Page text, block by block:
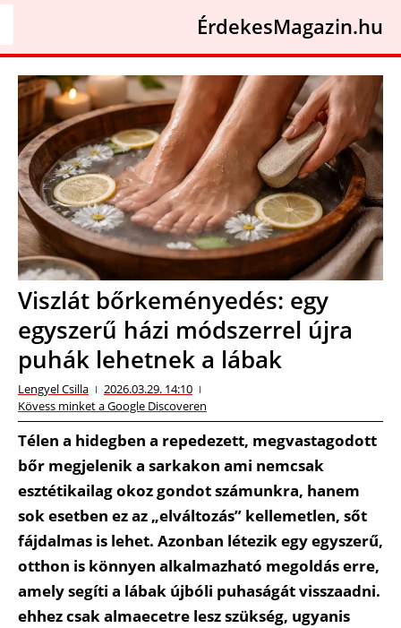
ÉrdekesMagazin.hu
Viszlát bőrkeményedés: egy
egyszerű házi módszerrel újra
puhák lehetnek a lábak
Lengyel Csilla
2026.03.29. 14:10
Kövess minket a Google Discoveren
Télen a hidegben a repedezett, megvastagodott
bőr megjelenik a sarkakon ami nemcsak
esztétikailag okoz gondot számunkra, hanem
sok esetben ez az „elváltozás” kellemetlen, sőt
fájdalmas is lehet. Azonban létezik egy egyszerű,
otthon is könnyen alkalmazható megoldás erre,
amely segíti a lábak újbóli puhaságát visszaadni.
ehhez csak almaecetre lesz szükség, ugyanis